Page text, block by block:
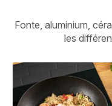
Fonte, aluminium,
les